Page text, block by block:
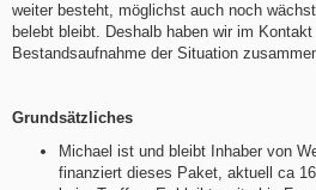
weiter besteht, möglichst auch noch
belebt bleibt. Deshalb haben wir im
Bestandsaufnahme der Situation
Grundsätzliches
Michael ist und bleibt Inhaber von
finanziert dieses Paket, aktuell ca